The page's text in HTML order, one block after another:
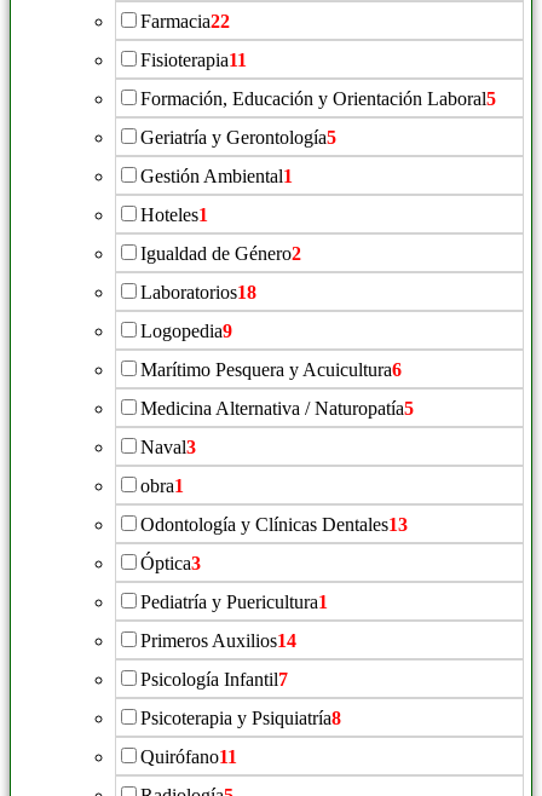
Farmacia22
Fisioterapia11
Formación, Educación y Orientación Laboral5
Geriatría y Gerontología5
Gestión Ambiental1
Hoteles1
Igualdad de Género2
Laboratorios18
Logopedia9
Marítimo Pesquera y Acuicultura6
Medicina Alternativa / Naturopatía5
Naval3
obra1
Odontología y Clínicas Dentales13
Óptica3
Pediatría y Puericultura1
Primeros Auxilios14
Psicología Infantil7
Psicoterapia y Psiquiatría8
Quirófano11